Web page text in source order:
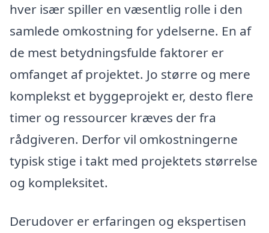
hver især spiller en væsentlig rolle i den
samlede omkostning for ydelserne. En af
de mest betydningsfulde faktorer er
omfanget af projektet. Jo større og mere
komplekst et byggeprojekt er, desto flere
timer og ressourcer kræves der fra
rådgiveren. Derfor vil omkostningerne
typisk stige i takt med projektets størrelse
og kompleksitet.
Derudover er erfaringen og ekspertisen